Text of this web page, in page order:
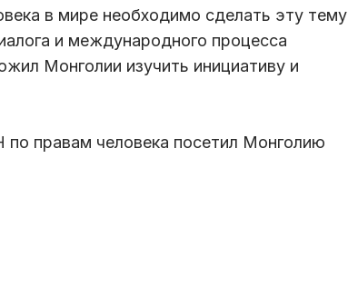
в мире необходимо сделать эту тему
и международного процесса
Монголии изучить инициативу и
правам человека посетил Монголию